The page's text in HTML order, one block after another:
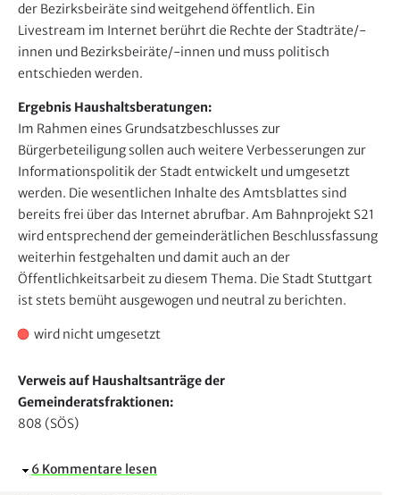
der Bezirksbeiräte sind weitgehend öffentlich. Ein
Livestream im Internet berührt die Rechte der Stadträte/-
innen und Bezirksbeiräte/-innen und muss politisch
entschieden werden.
Ergebnis Haushaltsberatungen:
Im Rahmen eines Grundsatzbeschlusses zur
Bürgerbeteiligung sollen auch weitere Verbesserungen zur
Informationspolitik der Stadt entwickelt und umgesetzt
werden. Die wesentlichen Inhalte des Amtsblattes sind
bereits frei über das Internet abrufbar. Am Bahnprojekt S21
wird entsprechend der gemeinderätlichen Beschlussfassung
weiterhin festgehalten und damit auch an der
Öffentlichkeitsarbeit zu diesem Thema. Die Stadt Stuttgart
ist stets bemüht ausgewogen und neutral zu berichten.
wird nicht umgesetzt
Verweis auf Haushaltsanträge der
Gemeinderatsfraktionen:
808 (SÖS)
A
6 Kommentare lesen